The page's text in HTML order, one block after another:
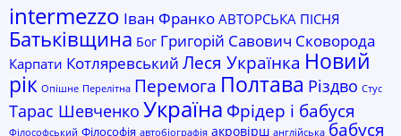
intermezzo Іван Франко АВТОРСЬКА ПІСНЯ
Батьківщина Бог Григорій Савович Сковорода
Карпати Котляревський Леся Українка Новий
рік Опішне Перелітна Перемога Полтава Різдво Стус
Тарас Шевченко Україна Фрідер і бабуся
Філософський Філософія автобіографія акровірш англійська бабуся